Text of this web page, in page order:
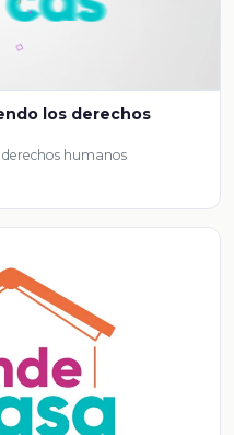
los derechos
humanos